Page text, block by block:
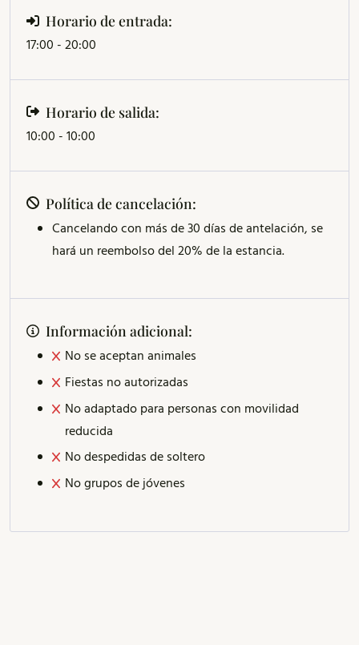
Horario de entrada:
17:00 - 20:00
Horario de salida:
10:00 - 10:00
Política de cancelación:
Cancelando con más de 30 días de antelación, se
hará un reembolso del 20% de la estancia.
Información adicional:
No se aceptan animales
Fiestas no autorizadas
No adaptado para personas con movilidad
reducida
No despedidas de soltero
No grupos de jóvenes